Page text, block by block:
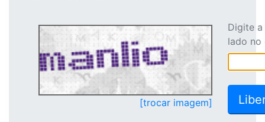
[trocar imagem]
Digite
lado no